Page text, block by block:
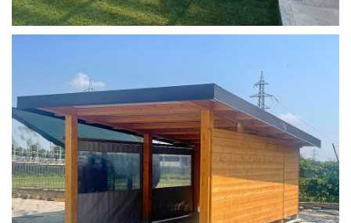
COPERTURA MOBILE 2 AUTO